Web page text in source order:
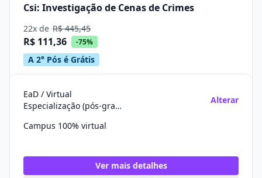
Csi: Investigação de Cenas de Crimes
22x de R$ 445,45
R$ 111,36 -75%
A 2° Pós é Grátis
EaD / Virtual
Especialização (pós-graduação)
Alterar
Campus 100% virtual
Ver mais detalhes